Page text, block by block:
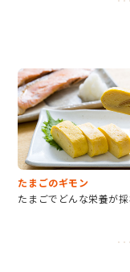
たまごのギモン
たまごでどんな栄養が採